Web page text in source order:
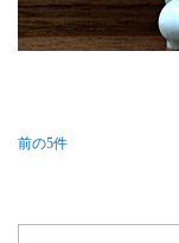
前の5件